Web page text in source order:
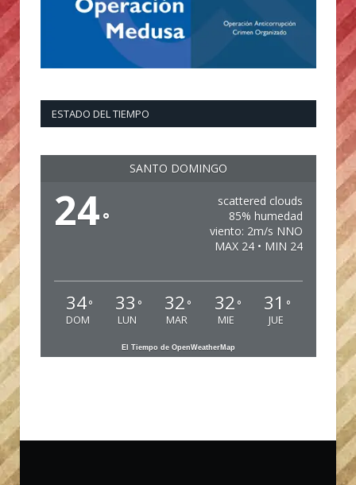
ESTADO DEL TIEMPO
SANTO DOMINGO
24°
scattered clouds
85% humedad
viento: 2m/s NNO
MAX 24 • MIN 24
34°
DOM
33 °
LUN
32 °
MAR
32 °
MIE
31 °
JUE
El Tiempo de OpenWeatherMap